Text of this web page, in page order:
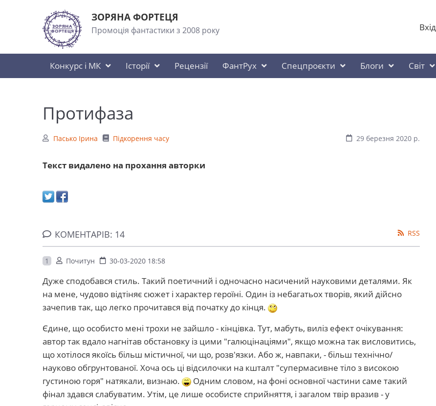
ЗОРЯНА ФОРТЕЦЯ
Промоція фантастики з 2008 року Вхід
Конкурс і МК Історії Рецензії ФантРух Спецпроєкти Блоги Світ
Протифаза
Пасько Ірина Підкорення часу 29 березня 2020 р.
Текст видалено на прохання авторки
КОМЕНТАРІВ: 14 RSS
1 Почитун 30-03-2020 18:58
Дуже сподобався стиль. Такий поетичний і одночасно насичений науковими деталями. Як
на мене, чудово відтіняє сюжет і характер героїні. Один із небагатьох творів, який дійсно
зачепив так, що легко прочитався від початку до кінця.
Єдине, що особисто мені трохи не зайшло - кінцівка. Тут, мабуть, виліз ефект очікування:
автор так вдало нагнітав обстановку із цими "галюцінаціями", якщо можна так висловитись,
що хотілося якоїсь більш містичної, чи що, розв'язки. Або ж, навпаки, - більш технічно/
науково обгрунтованої. Хоча ось ці відсилочки на кшталт "супермасивне тіло з високою
густиною горя" натякали, визнаю.
Одним словом, на фоні основної частини саме такий
фінал здався слабуватим. Утім, це лише особисте сприйняття, і загалом твір вразив - у